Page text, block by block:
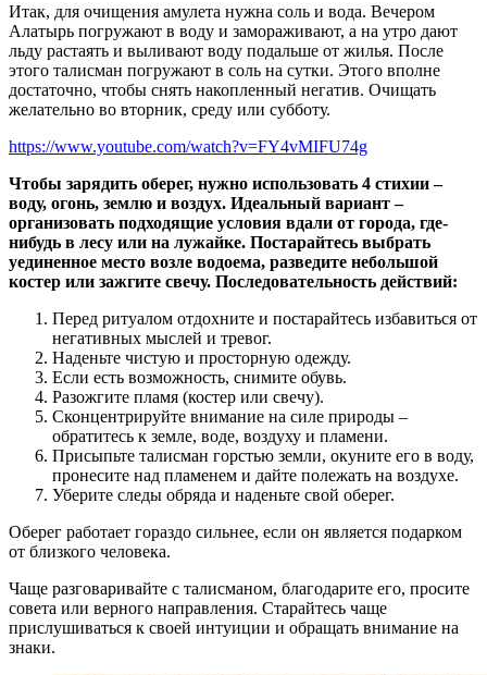
Итак, для очищения амулета нужна соль и вода. Вечером
Алатырь погружают в воду и замораживают, а на утро дают
льду растаять и выливают воду подальше от жилья. После
этого талисман погружают в соль на сутки. Этого вполне
достаточно, чтобы снять накопленный негатив. Очищать
желательно во вторник, среду или субботу.
https://www.youtube.com/watch?v=FY4vMIFU74g
Чтобы зарядить оберег, нужно использовать 4 стихии –
воду, огонь, землю и воздух. Идеальный вариант –
организовать подходящие условия вдали от города, где-
нибудь в лесу или на лужайке. Постарайтесь выбрать
уединенное место возле водоема, разведите небольшой
костер или зажгите свечу. Последовательность действий:
Перед ритуалом отдохните и постарайтесь избавиться от
негативных мыслей и тревог.
Наденьте чистую и просторную одежду.
Если есть возможность, снимите обувь.
Разожгите пламя (костер или свечу).
Сконцентрируйте внимание на силе природы –
обратитесь к земле, воде, воздуху и пламени.
Присыпьте талисман горстью земли, окуните его в воду,
пронесите над пламенем и дайте полежать на воздухе.
Уберите следы обряда и наденьте свой оберег.
Оберег работает гораздо сильнее, если он является подарком
от близкого человека.
Чаще разговаривайте с талисманом, благодарите его, просите
совета или верного направления. Старайтесь чаще
прислушиваться к своей интуиции и обращать внимание на
знаки.